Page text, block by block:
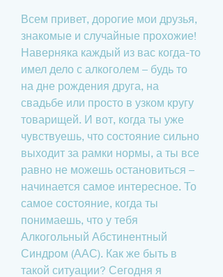
Всем привет, дорогие мои друзья,
знакомые и случайные прохожие!
Наверняка каждый из вас когда-то
имел дело с алкоголем – будь то
на дне рождения друга, на
свадьбе или просто в узком кругу
товарищей. И вот, когда ты уже
чувствуешь, что состояние сильно
выходит за рамки нормы, а ты все
равно не можешь остановиться –
начинается самое интересное. То
самое состояние, когда ты
понимаешь, что у тебя
Алкогольный Абстинентный
Синдром (ААС). Как же быть в
такой ситуации? Сегодня я